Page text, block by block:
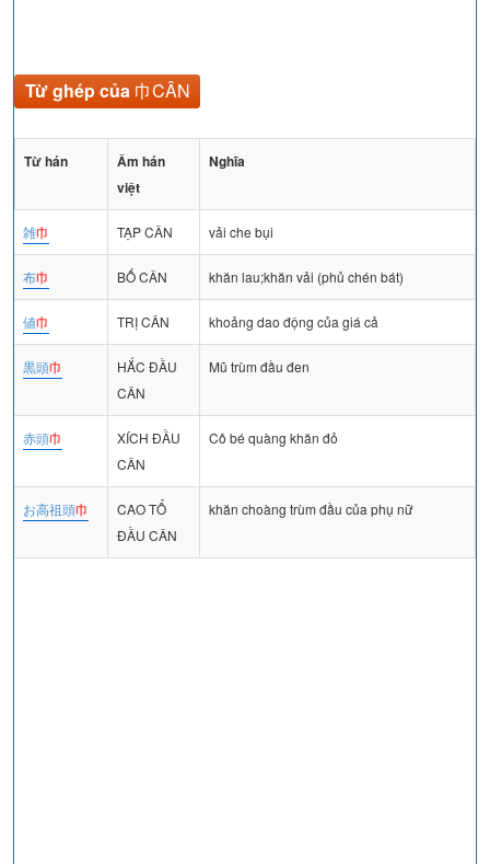
Từ ghép của 巾CÂN
Từ hán
Âm hán
việt
Nghĩa
雑巾 TẠP CÂN vải che bụi
布巾 BỐ CÂN khăn lau;khăn vải (phủ chén bát)
値巾 TRỊ CÂN khoảng dao động của giá cả
黒頭巾
HẮC ĐẦU
CÂN
Mũ trùm đầu đen
赤頭巾
XÍCH ĐẦU
CÂN
Cô bé quàng khăn đỏ
お高祖頭巾
CAO TỔ
ĐẦU CÂN
khăn choàng trùm đầu của phụ nữ